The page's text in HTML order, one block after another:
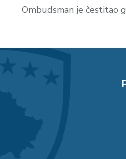
Ombudsman je čestitao